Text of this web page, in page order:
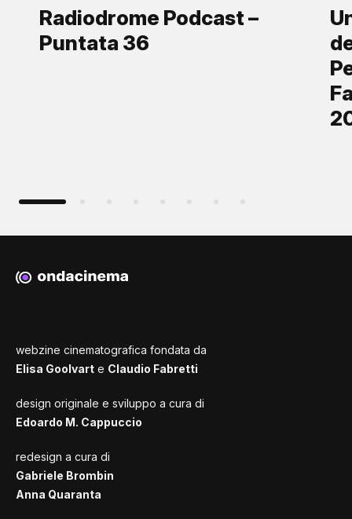
Radiodrome Podcast –
Puntata 36
webzine cinematografica fondata da
Elisa Goolvart e Claudio Fabretti
design originale e sviluppo a cura di
Edoardo M. Cappuccio
redesign a cura di
Gabriele Brombin
Anna Quaranta